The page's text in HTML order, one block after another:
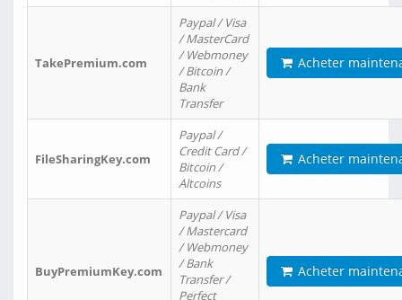
TakePremium.com
Paypal / Visa
/ MasterCard
/ Webmoney
/ Bitcoin /
Bank
Transfer
Acheter
FileSharingKey.com
Paypal /
Credit Card /
Bitcoin /
Altcoins
Acheter
BuyPremiumKey.com
Paypal / Visa
/ Mastercard
/ Webmoney
/ Bank
Transfer /
Perfect
Acheter